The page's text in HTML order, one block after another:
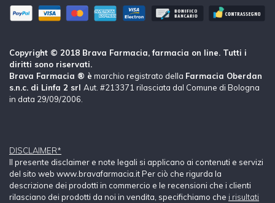
Copyright © 2018 Brava Farmacia, farmacia on line. Tutti i
diritti sono riservati.
Brava Farmacia ® è marchio registrato della Farmacia Oberdan
s.n.c. di Linfa 2 srl Aut. #213371 rilasciata dal Comune di Bologna
in data 29/09/2006.
DISCLAIMER*
Il presente disclaimer e note legali si applicano ai contenuti e servizi
del sito web www.bravafarmacia.it Per ciò che rigurda la
descrizione dei prodotti in commercio e le recensioni che i clienti
rilasciano dei prodotti da noi in vendita, specifichiamo che i risultati